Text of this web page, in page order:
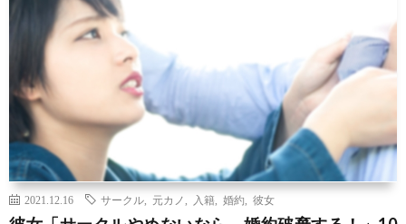
2021.12.16 サークル 元カノ 入籍 婚約 彼女